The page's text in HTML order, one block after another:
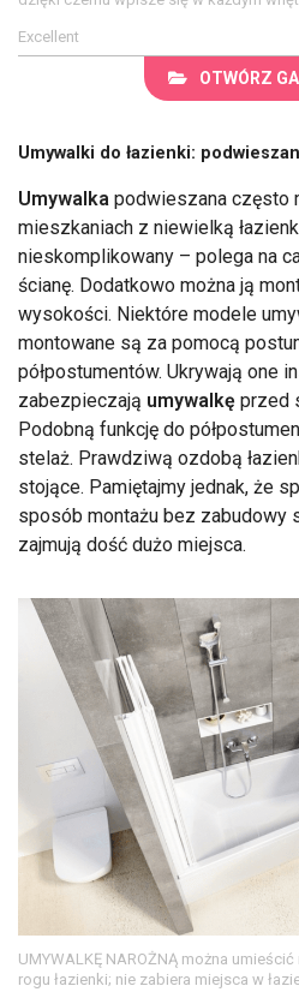
Excellent
OTWÓRZ
Umywalki do łazienki:
Umywalka podwieszana często
mieszkaniach z niewielką
nieskomplikowany – polega na
ścianę. Dodatkowo można ją
wysokości. Niektóre modele
montowane są za pomocą
półpostumentów. Ukrywają one
zabezpieczają umywalkę przed
Podobną funkcję do
stelaż. Prawdziwą ozdobą
stojące. Pamiętajmy jednak, że
sposób montażu bez zabudowy
zajmują dość dużo miejsca.
UMYWALKĘ NAROŻNĄ można
rogu łazienki; nie zabiera miejsca w